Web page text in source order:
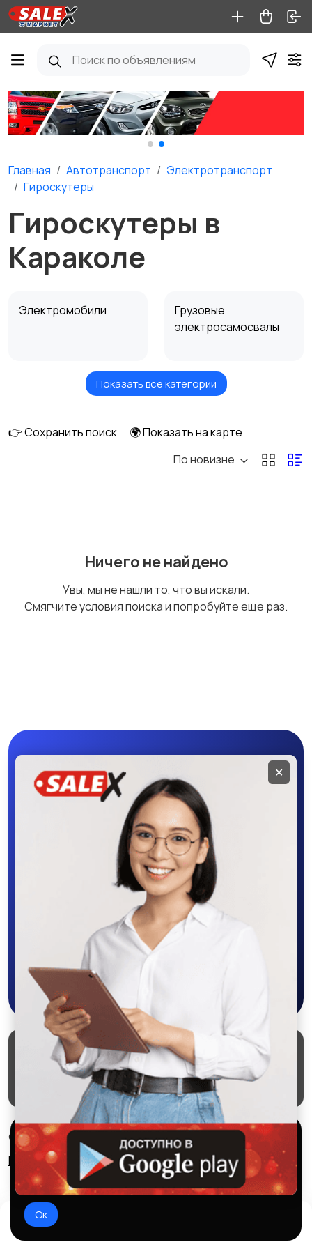
Главная Автотранспорт
Электротранспорт
Гироскутеры
Гироскутеры в
Караколе
Электромобили
Грузовые
электросамосвалы
Электротележки
Электрические
Показать все категории
👉 Сохранить поиск
🌍 Показать на карте
По новизне
Ничего не найдено
Увы, мы не нашли то, что вы искали.
Смягчите условия поиска и попробуйте еще раз.
Мобильное
приложение
Скачайте приложение в Google Play –
крутите колесо фортуны, выигрывайте
бонусы, удобно ищите и размещайте
объявления - все это в нашем мобильном
приложении SALEX!
Скачать в Google Play
Маркеты Блог
О проекте
Служба поддержки
Удаление аккаунта
Партнерка
© 2026 SALEX МАРКЕТ
Правила сервиса
Конфиденциальность
Используем куки и рекомендательные
технологии
Это чтобы сайт работал лучше. Оставаясь с нами, вы
соглашаетесь на использование файлов куки.
Ок
✕